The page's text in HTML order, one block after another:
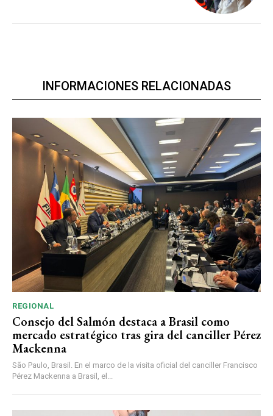
INFORMACIONES RELACIONADAS
REGIONAL
Consejo del Salmón destaca a Brasil como
mercado estratégico tras gira del canciller Pérez
Mackenna
São Paulo, Brasil. En el marco de la visita oficial del canciller Francisco
Pérez Mackenna a Brasil, el...